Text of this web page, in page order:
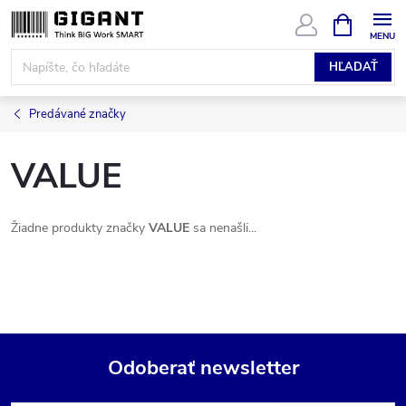
Prejsť
na
obsah
HĽADAŤ
KOŠÍK
Predávané značky
VALUE
Žiadne produkty značky VALUE sa nenašli...
Odoberať newsletter